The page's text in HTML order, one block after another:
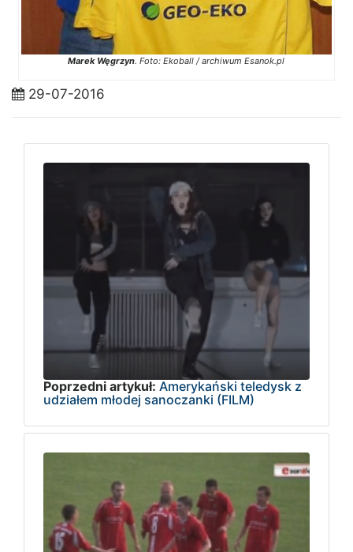
Marek Węgrzyn. Foto: Ekoball / archiwum Esanok.pl
29-07-2016
Poprzedni artykuł: Amerykański teledysk z
udziałem młodej sanoczanki (FILM)